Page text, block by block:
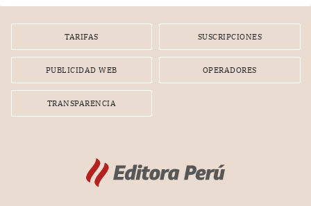
TARIFAS SUSCRIPCIONES
PUBLICIDAD WEB OPERADORES
TRANSPARENCIA